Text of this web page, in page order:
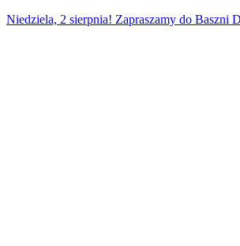
Niedziela, 2 sierpnia! Zapraszamy do Baszni